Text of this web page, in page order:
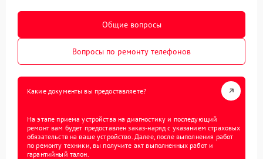
Общие вопросы
Вопросы по ремонту телефонов
Какие документы вы предоставляете?
На этапе приема устройства на диагностику и последующий
ремонт вам будет предоставлен заказ-наряд с указанием страховых
обязательств на ваше устройство. Далее, после выполнения работ
по ремонту техники, вы получите акт выполненных работ и
гарантийный талон.